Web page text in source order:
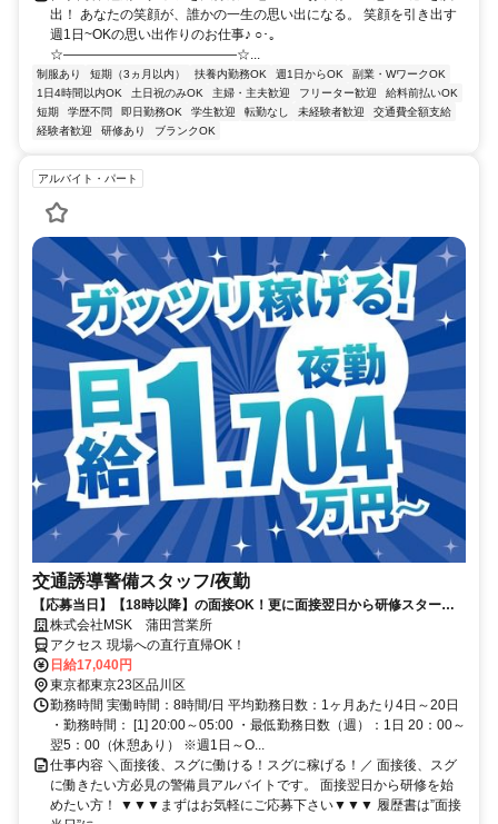
出！ あなたの笑顔が、誰かの一生の思い出になる。 笑顔を引き出す
週1日~OKの思い出作りのお仕事♪ ○･｡
☆―――――――――――――☆...
制服あり 短期（3ヵ月以内） 扶養内勤務OK 週1日からOK
副業・WワークOK
1日4時間以内OK
土日祝のみOK 主婦・主夫歓迎 フリーター歓迎
給料前払いOK
短期
学歴不問 即日勤務OK 学生歓迎 転勤なし 未経験者歓迎
交通費全額支給
経験者歓迎
研修あり ブランクOK
アルバイト・パート
交通誘導警備スタッフ/夜勤
【応募当日】【18時以降】の面接OK！更に面接翌日から研修スタート
も可能！”最短5日”で現場に出られて安定高収入が可能です！週1日だけ
働きたい、週5日レギュラー勤務でガッツリ稼ぎたい方にもオススメ！
雨天などによる稼働中止は基本ないので、安定性抜群！また、「急な出
費」や「翌月にまとまったお金が欲しい。。。」など、時短で収入が欲
しい方はもちろん、長期で安定収入をGETしたい方も必見の警備員アル
バイトです。まずはお気軽にご応募＆面接にお越しください。
株式会社MSK 蒲田営業所
アクセス 現場への直行直帰OK！
日給17,040円
東京都東京23区品川区
勤務時間 実働時間：8時間/日 平均勤務日数：1ヶ月あたり4日～20日
・勤務時間： [1] 20:00～05:00 ・最低勤務日数（週）：1日 20：00～
翌5：00（休憩あり） ※週1日～O...
仕事内容 ＼面接後、スグに働ける！スグに稼げる！／ 面接後、スグ
に働きたい方必見の警備員アルバイトです。 面接翌日から研修を始
めたい方！ ▼▼▼まずはお気軽にご応募下さい▼▼▼ 履歴書は”面接